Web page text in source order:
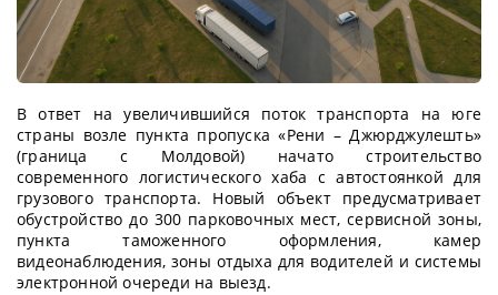
В ответ на увеличившийся поток транспорта на юге
страны возле пункта пропуска «Рени – Джюрджулешть»
(граница с Молдовой) начато строительство
современного логистического хаба с автостоянкой для
грузового транспорта. Новый объект предусматривает
обустройство до 300 парковочных мест, сервисной зоны,
пункта таможенного оформления, камер
видеонаблюдения, зоны отдыха для водителей и системы
электронной очереди на выезд.